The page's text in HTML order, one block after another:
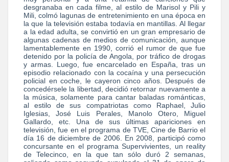
desgranaba en cada filme, al estilo de Marisol y Pili y
Mili, colmó lagunas de entretenimiento en una época en
la que la televisión estaba todavía en mantillas. Al llegar
a la edad adulta, se convirtió en un gran empresario de
algunas cadenas de medios de comunicación, aunque
lamentablemente en 1990, corrió el rumor de que fue
detenido por la policía de Angola, por tráfico de drogas
y armas. Luego, fue encarcelado en España, tras un
episodio relacionado con la cocaína y una persecución
policial en coche, le cayeron cinco años. Después de
concedérsele la libertad, decidió retornar nuevamente a
la música, solamente para cantar baladas románticas,
al estilo de sus compatriotas como Raphael, Julio
Iglesias, José Luis Perales, Manolo Otero, Miguel
Gallardo, etc. Una de sus últimas apariciones en
televisión, fue en el programa de TVE, Cine de Barrio el
día 16 de diciembre de 2006. En 2008, participó como
concursante en el programa Supervivientes, un reality
de Telecinco, en la que tan sólo duró 2 semanas,